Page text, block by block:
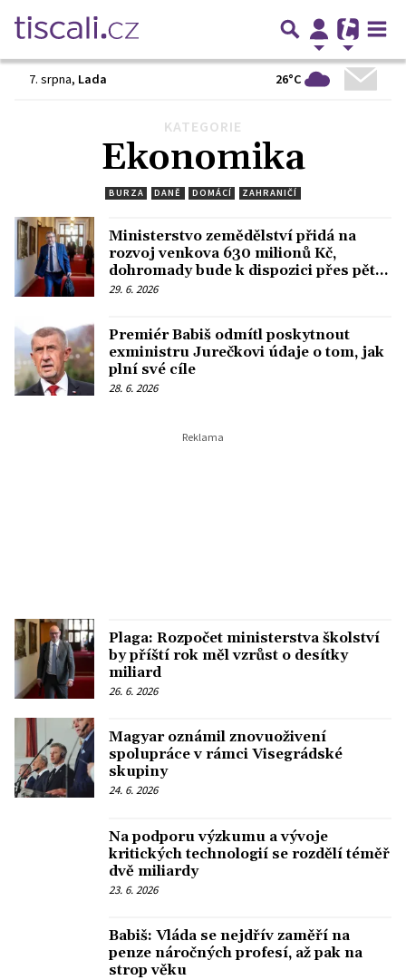
7. srpna, Lada 26°C
KATEGORIE
Ekonomika
BURZA DANĚ DOMÁCÍ ZAHRANIČÍ
Ministerstvo zemědělství přidá na
rozvoj venkova 630 milionů Kč,
dohromady bude k dispozici přes pět
miliard.
29. 6. 2026
Premiér Babiš odmítl poskytnout
exministru Jurečkovi údaje o tom, jak
plní své cíle
28. 6. 2026
Plaga: Rozpočet ministerstva školství
by příští rok měl vzrůst o desítky
miliard
26. 6. 2026
Magyar oznámil znovuoživení
spolupráce v rámci Visegrádské
skupiny
24. 6. 2026
Na podporu výzkumu a vývoje
kritických technologií se rozdělí téměř
dvě miliardy
23. 6. 2026
Babiš: Vláda se nejdřív zaměří na
penze náročných profesí, až pak na
strop věku
4 5 … 237